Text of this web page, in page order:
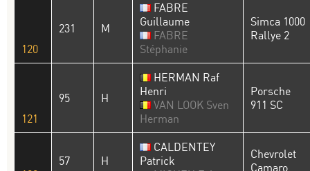
120
231 M
FABRE
Guillaume
FABRE
Stéphanie
Simca 1000
Rallye 2
121
95 H
HERMAN Raf
Henri
VAN LOOK Sven
Herman
Porsche
911 SC
57 H
CALDENTEY
Patrick
Chevrolet
Camaro